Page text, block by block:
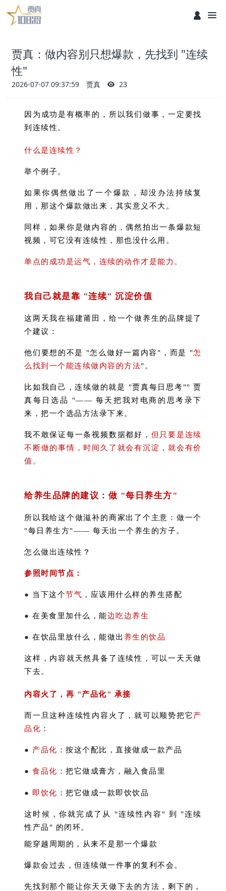
贾真：做内容别只想爆款，先找到 "连续
性"
2026-07-07 09:37:59 贾真 23
因为成功是有概率的，所以我们做事，一定要找
到 连续性。
什么是连续性？
举个例子。
如果你偶然做出了一个爆款，却没办法持续复
用，那这个爆款做出来，其实意义不大。
同样，如果你是做内容的，偶然拍出一条爆款短
视频，可它没有连续性，那也没什么用。
单点的成功是运气，连续的动作才是能力。
我自己就是靠 "连续" 沉淀价值
这两天我在福建莆田，给一个做养生的品牌提了
个建议：
他们要想的不是 "怎么做好一篇内容"，而是 "怎
么找到一个能连续做内容的方法"。
比如我自己，连续做的就是 "贾真每日思考"" 贾
真每日选品 "—— 每天把我对电商的思考录下
来，把一个选品方法录下来。
我不敢保证每一条视频数据都好， 但只要是连续
不断做的事情，时间久了就会有沉淀，就会有价
值。
给养生品牌的建议：做 "每日养生方"
所以我给这个做滋补的商家出了个主意：做一个
"每日养生方"—— 每天出一个养生的方子。
怎么做出连续性？
参照时间节点 ：
● 当下这个节气 ，应该用什么样的养生搭配
●在美食里加什么，能边吃边养生
●在饮品里放什么，能做出 养生的饮品
这样，内容就天然具备了连续性，可以一天天做
下去。
内容火了，再 "产品化" 承接
而一旦这种连续性内容火了，就可以顺势把它产
品化 ：
● 产品化 ：按这个配比，直接做成一款产品
●食品化 ：把它做成膏方，融入食品里
● 即饮化 ：把它做成一款即饮饮品
这时候，你就完成了从 "连续性内容" 到 "连续
性产品" 的闭环。
能穿越周期的，从来不是那一个爆款
爆款会过去，但连续做一件事的复利不会。
先找到那个能让你天天做下去的方法，剩下的，